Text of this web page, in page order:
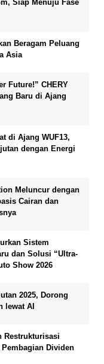
Siap Menuju Fase
Beragam Peluang
Asia
Future!” CHERY
Baru di Ajang
di Ajang WUF13,
dengan Energi
Meluncur dengan
Cairan dan
Sistem
dan Solusi “Ultra-
Show 2026
2025, Dorong
lewat AI
Restrukturisasi
Dividen